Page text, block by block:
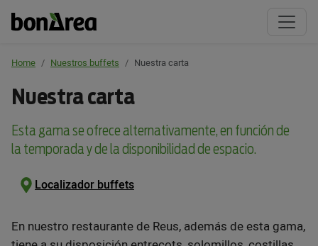
Home Nuestros buffets Nuestra carta
Nuestra carta
Esta gama se ofrece alternativamente, en función de
la temporada y de la disponibilidad de espacio.
Localizador buffets
En nuestro restaurante de Reus, además de esta gama,